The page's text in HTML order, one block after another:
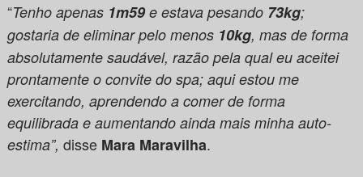
“Tenho apenas 1m59e estava pesando 73kg;
gostaria de eliminar pelo menos 10kg, mas de forma
absolutamente saudável, razão pela qual eu aceitei
prontamente o convite do spa; aqui estou me
exercitando, aprendendo a comer de forma
equilibrada e aumentando ainda mais minha auto-
estima”, disse Mara Maravilha.